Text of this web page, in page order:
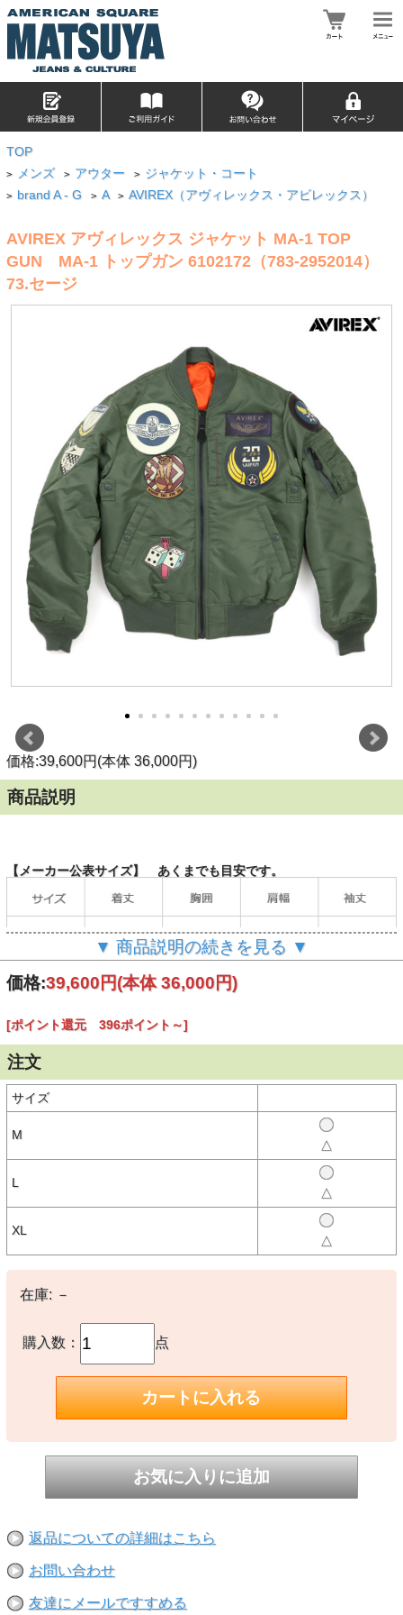
TOP
> メンズ > アウター > ジャケット・コート
> brand A - G > A > AVIREX（アヴィレックス・アビレックス）
AVIREX アヴィレックス ジャケット MA-1 TOP
GUN MA-1 トップガン 6102172（783-2952014）
73.セージ
価格:39,600円(本体 36,000円)
商品説明
【メーカー公表サイズ】 あくまでも目安です。
（単位：cm）
【商品説明】
AVIREX（アヴィレックス/アビレックス）MA-1のカスタムモデル。
映画「TOP GUN/トップガン」で主人公が着用していたG-1ジャケッ
トのワッペンディテールをタウンユースにアレンジし、MA-1ジャケ
ットに落とし込んだファン垂涎のアイテムです。
○表地：ナイロン100%
○中綿：ポリエステル100%
【生産国】
※撮影時の環境やご使用のPCモニター等の環境により実際の色味と
多少異なる場合があります。
ご注文時に「在庫あり」の表示でも、実際は売り違いにより欠品が発
生し、やむをえずご注文をキャンセルさせていただく場合がございま
す。完売や欠品の場合は大変ご迷惑をおかけしますが、予めご了承の
うえ注文いただきますようお願い申し上げます。
▼ 商品説明の続きを見る ▼
価格:39,600円(本体 36,000円)
[ポイント還元 396ポイント～]
注文
サイズ
M
△
L
△
XL
△
在庫: －
購入数： 点
返品についての詳細はこちら
お問い合わせ
友達にメールですすめる